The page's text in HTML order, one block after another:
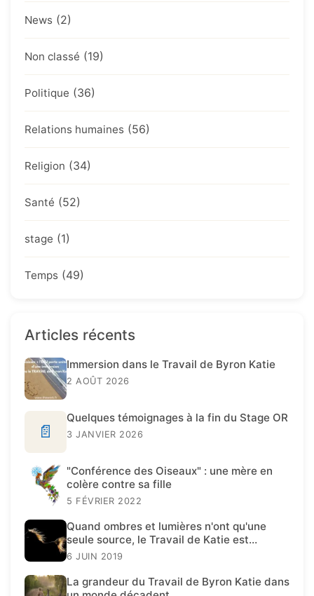
News (2)
Non classé (19)
Politique (36)
Relations humaines (56)
Religion (34)
Santé (52)
stage (1)
Temps (49)
Articles récents
Immersion dans le Travail de Byron Katie
2 AOÛT 2026
📄
Quelques témoignages à la fin du Stage OR
3 JANVIER 2026
"Conférence des Oiseaux" : une mère en
colère contre sa fille
5 FÉVRIER 2022
Quand ombres et lumières n'ont qu'une
seule source, le Travail de Katie est
présent.
6 JUIN 2019
La grandeur du Travail de Byron Katie dans